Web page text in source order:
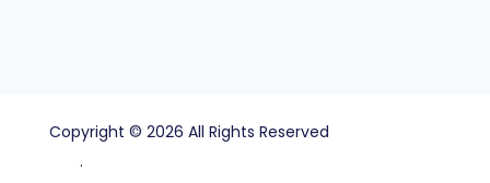
Copyright © 2026 All Rights Reserved
.